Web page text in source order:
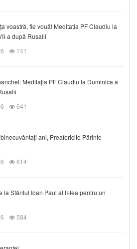
voastră, fie vouă! Meditația PF Claudiu la
a după Rusalii
741
Meditația PF Claudiu la Duminica a
641
ani, Preafericite Părinte
614
la Sfântul Ioan Paul al II-lea pentru un
584